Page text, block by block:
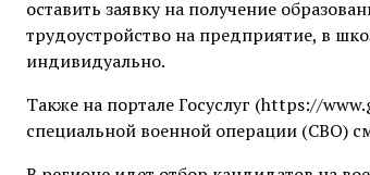
оставить заявку на получение
трудоустройство на предприятие, в
индивидуально.
Также на портале Госуслуг (https://
специальной военной операции (СВО)